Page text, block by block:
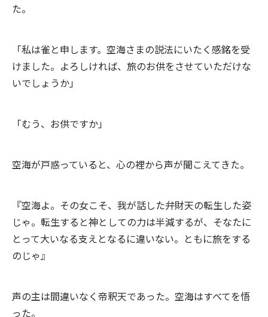
た。
「私は雀と申します。空海さまの説法にいたく感銘を受
けました。よろしければ、旅のお供をさせていただけな
いでしょうか」
「むう、お供ですか」
空海が戸惑っていると、心の裡から声が聞こえてきた。
『空海よ。その女こそ、我が話した弁財天の転生した姿
じゃ。転生すると神としての力は半減するが、そなたに
とって大いなる支えとなるに違いない。ともに旅をする
のじゃ』
声の主は間違いなく帝釈天であった。空海はすべてを悟
った。